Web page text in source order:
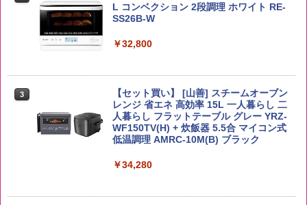
￥5,809
by Amazon あきたこまちブレンド 無洗
米 5kg
￥3,396
イボール 大容量
3
角ハイボール 350ml×24本 サントリー ウ
イスキー ハイボール 缶
￥4,927
サヒ [ ウイスキー 日本 700ml ]【中元 ギ
ーリングストック 大人買い おやつカン
パニー
￥1,288
3
カップヌードル カップヌードルPRO シ
ーフードヌードル 高たんぱく&低糖質 さ
らに塩分控えめ 78g×12個
￥2,698
L コンベクション 2段調理 ホワイト RE-
SS26B-W
￥32,800
3
【セット買い】 [山善] スチームオーブン
レンジ 省エネ 高効率 15L 一人暮らし 二
人暮らし フラットテーブル グレー YRZ-
WF150TV(H) + 炊飯器 5.5合 マイコン式
低温調理 AMRC-10M(B) ブラック
￥34,280